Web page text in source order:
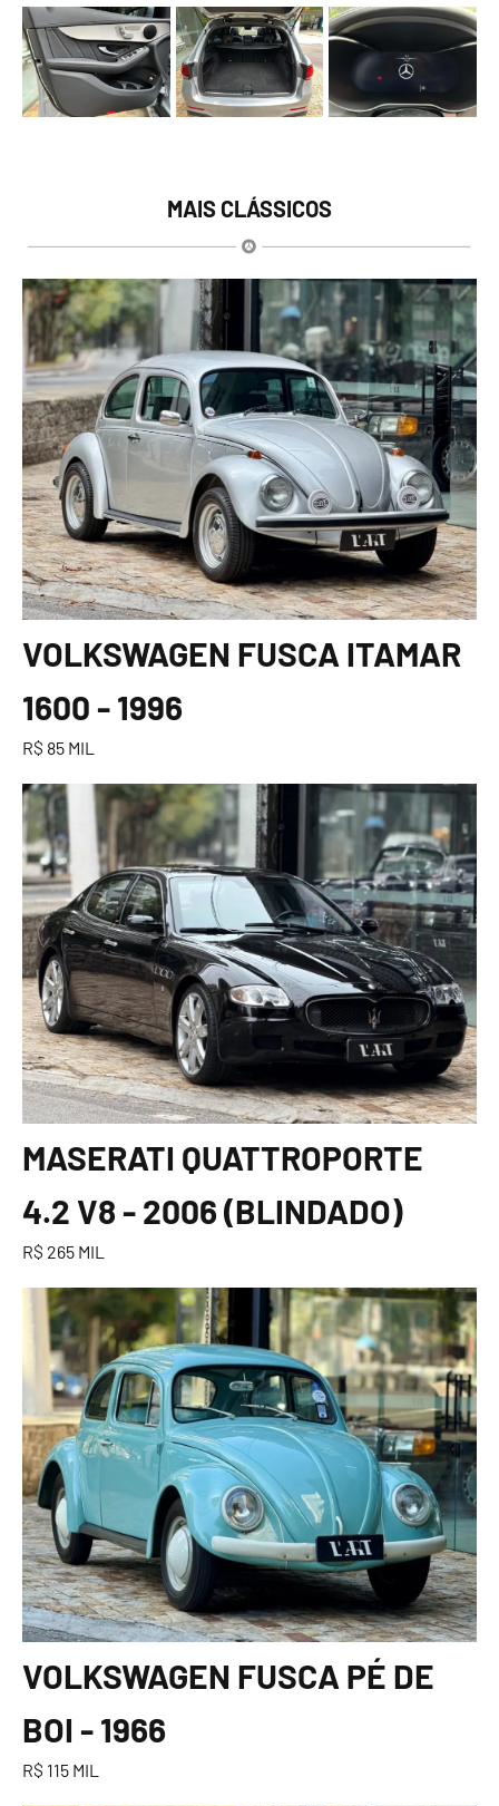
MAIS CLÁSSICOS
VOLKSWAGEN FUSCA ITAMAR
1600 - 1996
R$ 85 MIL
MASERATI QUATTROPORTE
4.2 V8 - 2006 (BLINDADO)
R$ 265 MIL
VOLKSWAGEN FUSCA PÉ DE
BOI - 1966
R$ 115 MIL